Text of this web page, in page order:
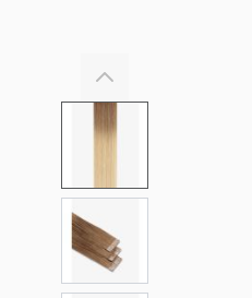
View larger image